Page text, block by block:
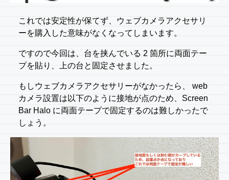
これでは安定性が保てず、ウェブカメラアクセサリ
ーを購入した意味がなくなってしまいます。
ですので今回は、台を挟んでいる 2 箇所に両面テー
プを貼り、上の台と固定させました。
もしウェブカメラアクセサリーがなかったら、 web
カメラ設置は以下のように接地が点のため、Screen
Bar Halo に両面テープで固定するのは難しかったで
しょう。